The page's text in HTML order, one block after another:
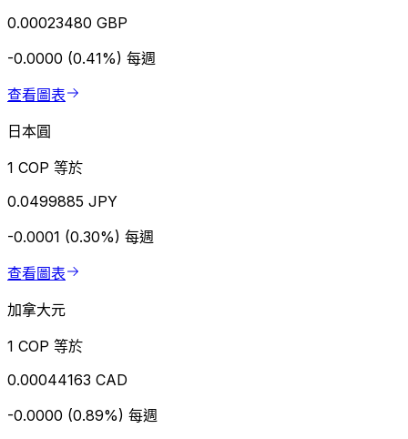
0.00023480 GBP
-0.0000 (0.41%) 每週
查看圖表
日本圓
1 COP 等於
0.0499885 JPY
-0.0001 (0.30%) 每週
查看圖表
加拿大元
1 COP 等於
0.00044163 CAD
-0.0000 (0.89%) 每週